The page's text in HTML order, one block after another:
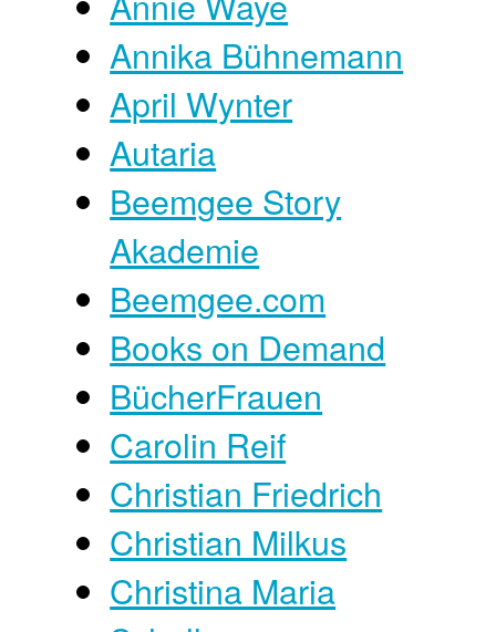
Annika Bühnemann
April Wynter
Autaria
Beemgee Story
Akademie
Beemgee.com
Books on Demand
BücherFrauen
Carolin Reif
Christian Friedrich
Christian Milkus
Christina Maria